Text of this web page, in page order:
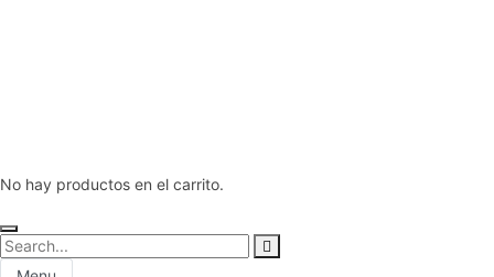
No hay productos en el carrito.